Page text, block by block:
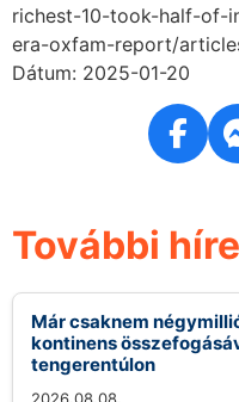
richest-10-took-half-of-
era-oxfam-report/
Dátum: 2025-01-20
További
Már csaknem
kontinens
tengerentúlon